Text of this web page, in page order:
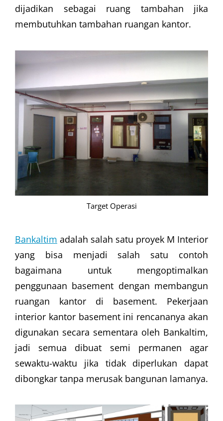
dijadikan sebagai ruang tambahan jika
membutuhkan tambahan ruangan kantor.
Target Operasi
Bankaltim adalah salah satu proyek M Interior
yang bisa menjadi salah satu contoh
bagaimana untuk mengoptimalkan
penggunaan basement dengan membangun
ruangan kantor di basement. Pekerjaan
interior kantor basement ini rencananya akan
digunakan secara sementara oleh Bankaltim,
jadi semua dibuat semi permanen agar
sewaktu-waktu jika tidak diperlukan dapat
dibongkar tanpa merusak bangunan lamanya.